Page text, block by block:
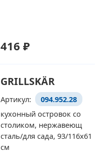
416 ₽
GRILLSKÄR
Артикул:
094.952.28
кухонный островок со
столиком, нержавеющ
сталь/для сада, 93/116x61
см